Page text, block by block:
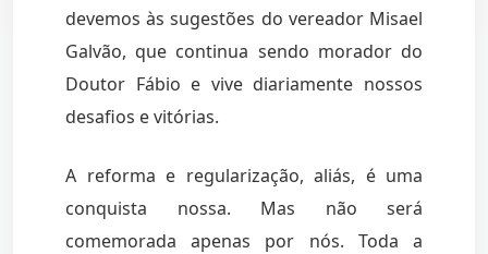
devemos às sugestões do vereador Misael
Galvão, que continua sendo morador do
Doutor Fábio e vive diariamente nossos
desafios e vitórias.
A reforma e regularização, aliás, é uma
conquista nossa. Mas não será
comemorada apenas por nós. Toda a